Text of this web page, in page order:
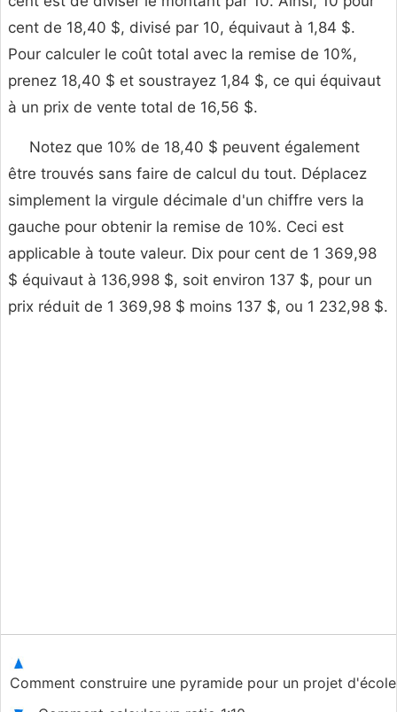
cent de 18,40 $, divisé par 10, équivaut à 1,84 $.
Pour calculer le coût total avec la remise de 10%,
prenez 18,40 $ et soustrayez 1,84 $, ce qui équivaut
à un prix de vente total de 16,56 $.
Notez que 10% de 18,40 $ peuvent également
être trouvés sans faire de calcul du tout. Déplacez
simplement la virgule décimale d'un chiffre vers la
gauche pour obtenir la remise de 10%. Ceci est
applicable à toute valeur. Dix pour cent de 1 369,98
$ équivaut à 136,998 $, soit environ 137 $, pour un
prix réduit de 1 369,98 $ moins 137 $, ou 1 232,98 $.
Comment construire une pyramide pour un projet d'école